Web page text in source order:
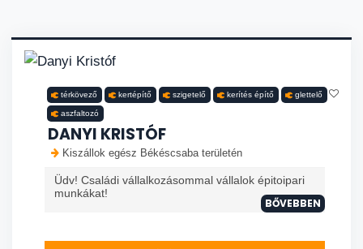
térkövező kertépítő szigetelő kerítés építő glettelő
aszfaltozó
DANYI KRISTÓF
Kiszállok egész Békéscsaba területén
Üdv! Családi vállalkozásommal vállalok épitoipari
munkákat!
BŐVEBBEN